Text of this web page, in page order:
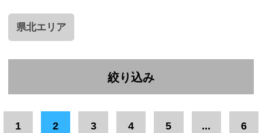
県北エリア
絞り込み
エリア
1 2 3 4 5 ... 6